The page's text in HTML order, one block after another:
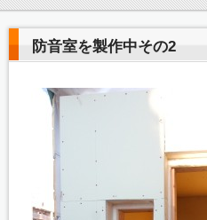
防音室を製作中その2